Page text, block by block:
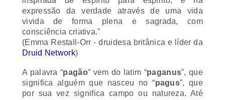
vivida de forma plena e sagrada, com
consciência criativa.
(Emma Restall-Orr - druidesa britânica e líder da
Druid Network)
significa alguém que nasceu no “pagus”, que
por sua vez significa campo ou natureza. Até
hoje, no sul do Brasil, existe aexpressão